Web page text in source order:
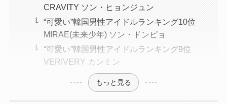
CRAVITY ソン・ヒョンジュン
“可愛い”韓国男性アイドルランキング10位
MIRAE(未来少年) ソン・ドンピョ
“可愛い”韓国男性アイドルランキング9位
VERIVERY カンミン
もっと見る